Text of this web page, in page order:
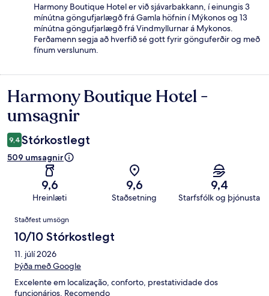
Harmony Boutique Hotel er við sjávarbakkann, í einungis 3
mínútna göngufjarlægð frá Gamla höfnin í Mýkonos og 13
mínútna göngufjarlægð frá Vindmyllurnar á Mykonos.
Ferðamenn segja að hverfið sé gott fyrir gönguferðir og með
fínum verslunum.
Umsagnir
Harmony Boutique Hotel -
umsagnir
9,4 Stórkostlegt
509 umsagnir
9,6
Hreinlæti
9,6
Staðsetning
9,4
Starfsfólk og þjónusta
Umsagnir
Staðfest umsögn
10/10 Stórkostlegt
11. júlí 2026
Þýða með Google
Excelente em localização, conforto, prestatividade dos
funcionários. Recomendo